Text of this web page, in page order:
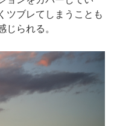
ツブレてしまうことも
じられる。